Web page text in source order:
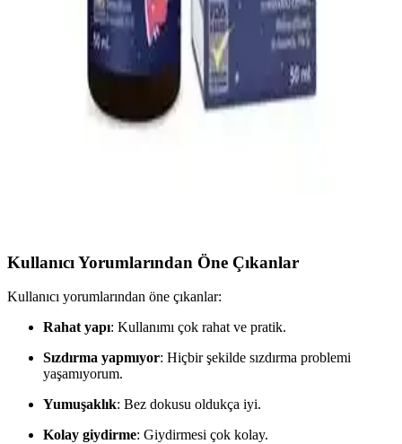
Yıkanabilir Kilitli Bebek Mama Kabı ve Gıda
Poşetleri: Güvenli ve Ekonomik Saklama Çözümleri
Yıkanabilir kilitli bebek mama kabı ve gıda poşetleri hijyen ve
sürdürülebilirlik sağlar, kolay temizlenir, güvenli ve ekonomik
kullanımıyla ebeveynlerin tercihidir.
Bebeklerde Uyku Kalitesini Artıran Doğal Uyku
Kullanıcı Yorumlarından Öne Çıkanlar
Kullanıcı yorumlarından öne çıkanlar:
Rahat yapı: Kullanımı çok rahat ve pratik.
Sızdırma yapmıyor: Hiçbir şekilde sızdırma problemi
yaşamıyorum.
Yumuşaklık: Bez dokusu oldukça iyi.
Kolay giydirme: Giydirmesi çok kolay.